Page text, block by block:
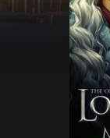
Rivaj Group traite
abonnement à la
pouvez retirer votre
consultez notre